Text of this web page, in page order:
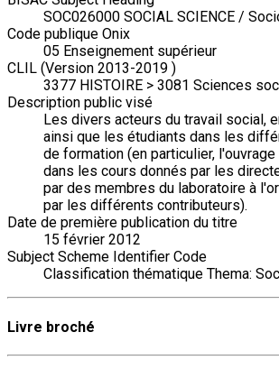
SOC026000 SOCIAL SCIENCE /
Code publique Onix
05 Enseignement supérieur
CLIL (Version 2013-2019 )
3377 HISTOIRE > 3081 Sciences
Description public visé
Les divers acteurs du travail social,
ainsi que les étudiants dans les
de formation (en particulier,
dans les cours donnés par les
par des membres du laboratoire à
par les différents contributeurs).
Date de première publication du titre
15 février 2012
Subject Scheme Identifier Code
Classification thématique Thema:
Livre broché